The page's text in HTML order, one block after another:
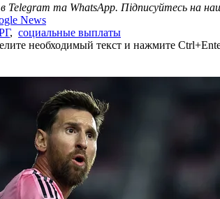
в Telegram та WhatsApp. Підписуйтесь на
News
, социальные выплаты
необходимый текст и нажмите